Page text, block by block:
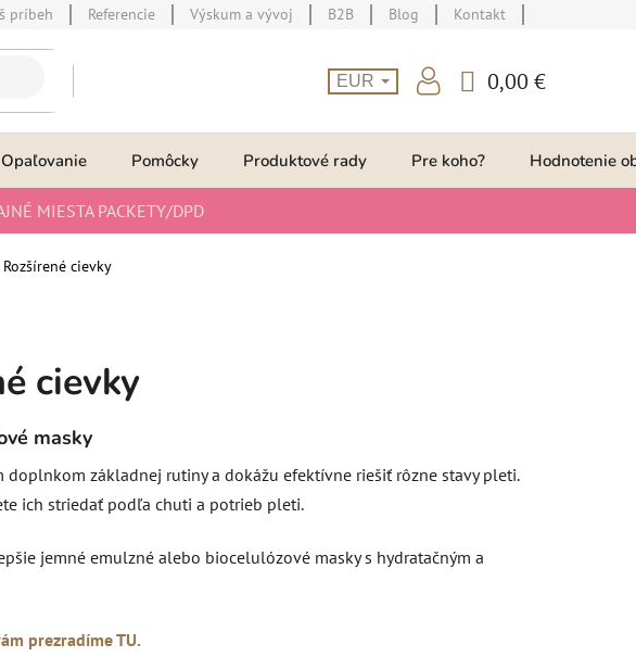
príbeh Referencie Výskum a vývoj B2B Blog Kontakt
EUR
KOŠÍK
0,00 €
Opaľovanie Pomôcky Produktové rady Pre koho? Hodnotenie
MIESTA PACKETY/DPD
cievky
cievky
masky
základnej rutiny a dokážu efektívne riešiť rôzne stavy pleti.
ich striedať podľa chuti a potrieb pleti.
jemné emulzné alebo biocelulózové masky s hydratačným a
prezradíme TU.